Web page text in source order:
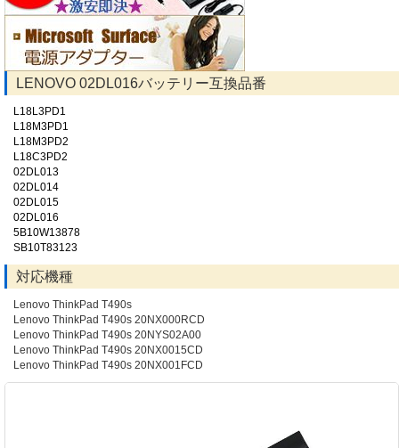
LENOVO 02DL016バッテリー互換品番
L18L3PD1
L18M3PD1
L18M3PD2
L18C3PD2
02DL013
02DL014
02DL015
02DL016
5B10W13878
SB10T83123
対応機種
Lenovo ThinkPad T490s
Lenovo ThinkPad T490s 20NX000RCD
Lenovo ThinkPad T490s 20NYS02A00
Lenovo ThinkPad T490s 20NX0015CD
Lenovo ThinkPad T490s 20NX001FCD